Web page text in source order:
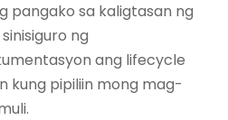
pangako sa kaligtasan ng
ng
ang lifecycle
kung pipiliin mong mag-